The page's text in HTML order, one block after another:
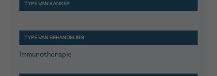
Immunotherapie